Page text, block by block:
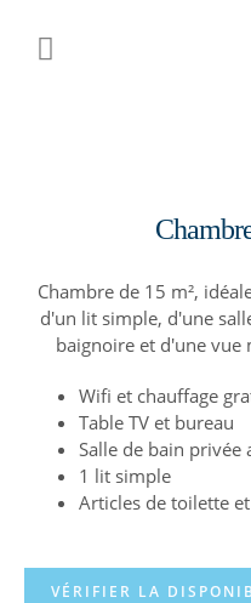
Chambre de 15 m²,
d'un lit simple, d'une
baignoire et d'une vue
Wifi et chauffage
Table TV et bureau
Salle de bain privée
1 lit simple
Articles de toilette
VÉRIFIER LA